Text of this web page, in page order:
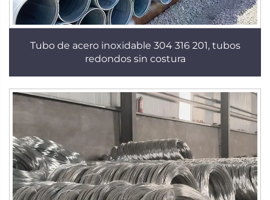
Tubo de acero inoxidable 304 316 201, tubos
redondos sin costura